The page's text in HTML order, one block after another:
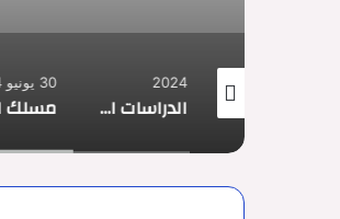
مسلك الدراسات الإدارية والمالية
30 يونيو 2024
مسلك الدراسات السياسية والدولية